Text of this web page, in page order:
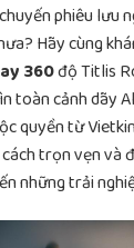
phiêu lưu
Hãy cùng
360độ Titlis
toàn cảnh dãy
quyền từ
trọn vẹn và
những trải